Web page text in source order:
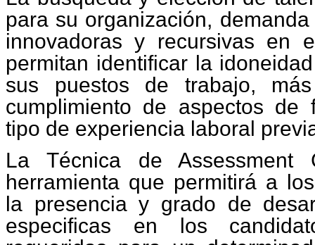
para su organización,
innovadoras y recursivas en
permitan identificar la
sus puestos de trabajo,
cumplimiento de aspectos de
tipo de experiencia laboral
La Técnica de Assessment
herramienta que permitirá a
la presencia y grado de
especificas en los